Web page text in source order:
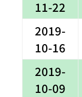
11-22
2019-
10-16
2019-
10-09